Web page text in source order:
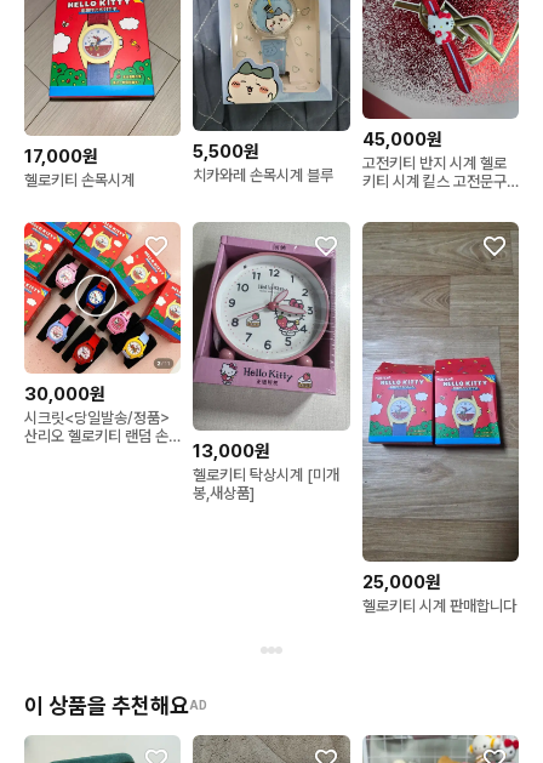
17,000원
헬로키티 손목시계
5,500원
치카와레 손목시계 블루
45,000원
고전키티 반지 시계 헬로
키티 시계 킽스 고전문구
30,000원
시크릿<당일발송/정품>
산리오 헬로키티 랜덤 손
13,000원
헬로키티 탁상시계 [미개
봉,새상품]
25,000원
헬로키티 시계 판매합니다
이 상품을 추천해요AD